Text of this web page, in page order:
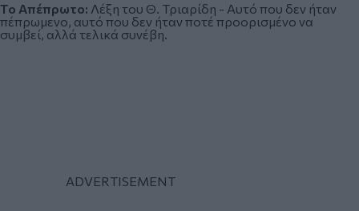
Το Απέπρωτο: Λέξη του Θ. Τριαρίδη - Αυτό που δεν ήταν
πέπρωμενο, αυτό που δεν ήταν ποτέ προορισμένο να
συμβεί, αλλά τελικά συνέβη.